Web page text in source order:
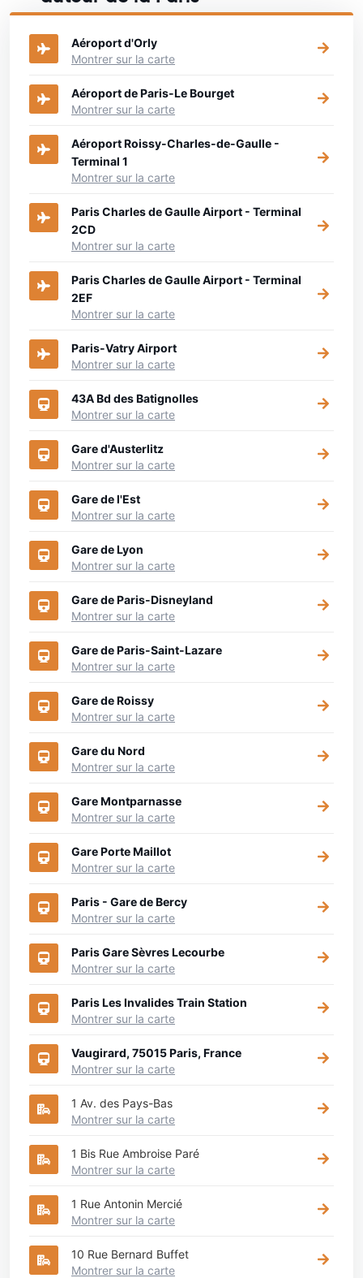
Aéroport d'Orly
Montrer sur la carte
Aéroport de Paris-Le Bourget
Montrer sur la carte
Aéroport Roissy-Charles-de-Gaulle -
Terminal 1
Montrer sur la carte
Paris Charles de Gaulle Airport - Terminal
2CD
Montrer sur la carte
Paris Charles de Gaulle Airport - Terminal
2EF
Montrer sur la carte
Paris-Vatry Airport
Montrer sur la carte
43A Bd des Batignolles
Montrer sur la carte
Gare d'Austerlitz
Montrer sur la carte
Gare de l'Est
Montrer sur la carte
Gare de Lyon
Montrer sur la carte
Gare de Paris-Disneyland
Montrer sur la carte
Gare de Paris-Saint-Lazare
Montrer sur la carte
Gare de Roissy
Montrer sur la carte
Gare du Nord
Montrer sur la carte
Gare Montparnasse
Montrer sur la carte
Gare Porte Maillot
Montrer sur la carte
Paris - Gare de Bercy
Montrer sur la carte
Paris Gare Sèvres Lecourbe
Montrer sur la carte
Paris Les Invalides Train Station
Montrer sur la carte
Vaugirard, 75015 Paris, France
Montrer sur la carte
1 Av. des Pays-Bas
Montrer sur la carte
1 Bis Rue Ambroise Paré
Montrer sur la carte
1 Rue Antonin Mercié
Montrer sur la carte
10 Rue Bernard Buffet
Montrer sur la carte